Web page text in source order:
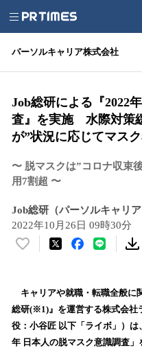
パーソルキャリア株式会社
Job総研による『2022
査』を実施 水際対策
が”状況に応じてマス
〜 脱マスクは”コロナ収束
用7割超 〜
Job総研（パーソルキャリア
2022年10月26日 09時30分
い
！
数
を
読
キャリアや就職・転職全般に
総研(※1)』を運営する株式会社
役：小谷匠 以下「ライボ」）
年 日本人の脱マスク意識調査